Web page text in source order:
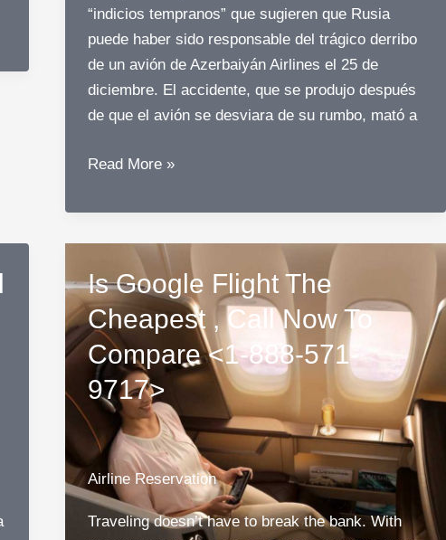
“indicios tempranos” que sugieren que Rusia
puede haber sido responsable del trágico derribo
de un avión de Azerbaiyán Airlines el 25 de
diciembre. El accidente, que se produjo después
de que el avión se desviara de su rumbo, mató a
Funcionarios
sugieren
el
de
Rusia
en
el
accidente
de
una
aerolínea
en
Azerbaiyán,
Read More »
Is Google Flight The
Cheapest , Call Now To
Compare <1-888-571-
9717>
Airline Reservation
Traveling doesn’t have to break the bank. With